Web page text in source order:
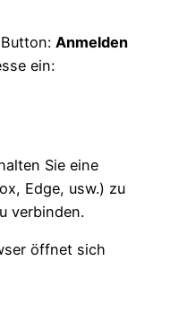
Anmelden
ein:
Sie eine
Edge, usw.) zu
verbinden.
öffnet sich